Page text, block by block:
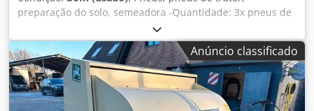
preparação do solo, semeadora -Quantidade: 3x pneus de
uma semeadora Amazone Dsdpsb A E Ufsfx Apisck -
Dimensão do pneu -Cubo: Ø 40 mm -Dimensões: Ø 750 -
Preço total: para 3 pneus -Peso: 51 kg/unidadeAnúncio classificado